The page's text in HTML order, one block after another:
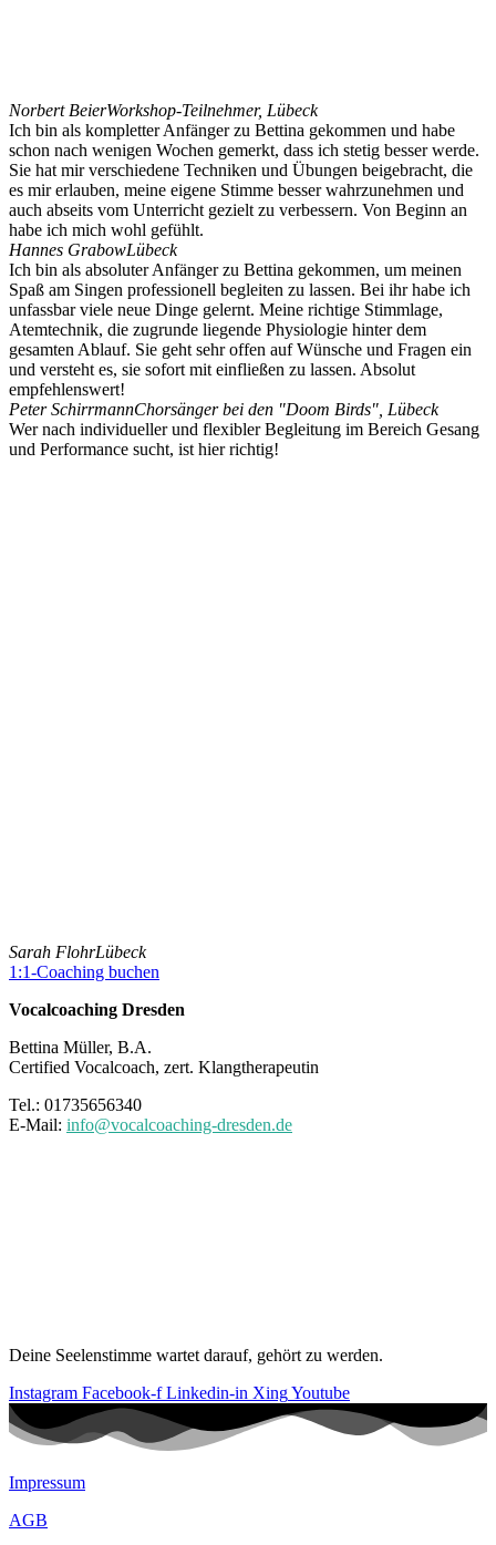
Norbert BeierWorkshop-Teilnehmer, Lübeck
Ich bin als kompletter Anfänger zu Bettina gekommen und habe
schon nach wenigen Wochen gemerkt, dass ich stetig besser werde.
Sie hat mir verschiedene Techniken und Übungen beigebracht, die
es mir erlauben, meine eigene Stimme besser wahrzunehmen und
auch abseits vom Unterricht gezielt zu verbessern. Von Beginn an
habe ich mich wohl gefühlt.
Hannes GrabowLübeck
Ich bin als absoluter Anfänger zu Bettina gekommen, um meinen
Spaß am Singen professionell begleiten zu lassen. Bei ihr habe ich
unfassbar viele neue Dinge gelernt. Meine richtige Stimmlage,
Atemtechnik, die zugrunde liegende Physiologie hinter dem
gesamten Ablauf. Sie geht sehr offen auf Wünsche und Fragen ein
und versteht es, sie sofort mit einfließen zu lassen. Absolut
empfehlenswert!
Peter SchirrmannChorsänger bei den "Doom Birds", Lübeck
Wer nach individueller und flexibler Begleitung im Bereich Gesang
und Performance sucht, ist hier richtig!
Sarah FlohrLübeck
1:1-Coaching buchen
Vocalcoaching Dresden
Bettina Müller, B.A.
Certified Vocalcoach, zert. Klangtherapeutin
Tel.: 01735656340
E-Mail: info@vocalcoaching-dresden.de
Deine Seelenstimme wartet darauf, gehört zu werden.
Instagram Facebook-f Linkedin-in XingYoutube
Impressum
AGB